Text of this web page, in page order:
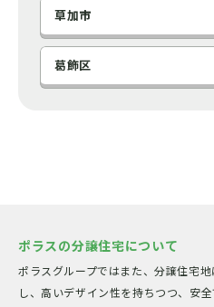
草加市
葛飾区
ポラスの分譲住宅について
ポラスグループではまた、分譲住宅
し、高いデザイン性を持ちつつ、安